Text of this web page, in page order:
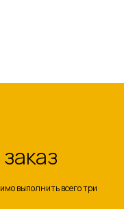
выполнить всего три